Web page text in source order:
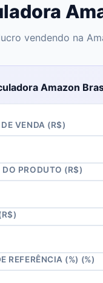
vendendo na
Amazon
VENDA (R$)
PRODUTO (R$)
REFERÊNCIA (%) (%)